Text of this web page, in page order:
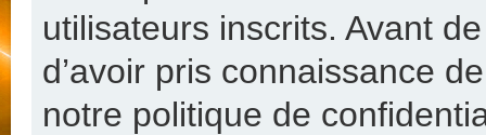
utilisateurs inscrits. Avant
d’avoir pris connaissance
notre politique de